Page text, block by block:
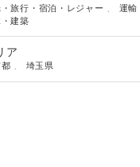
旅行・宿泊・レジャー 運輸
建築
ア
埼玉県